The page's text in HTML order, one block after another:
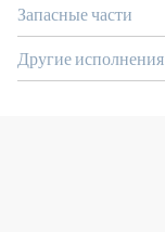
Запасные части
Другие исполнения